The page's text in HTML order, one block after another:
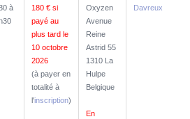
à
180 € si
payé au
plus tard le
10 octobre
2026
(à payer en
totalité à
l'inscription)
Oxyzen
Avenue
Reine
Astrid 55
1310 La
Hulpe
Belgique
En
Davreux